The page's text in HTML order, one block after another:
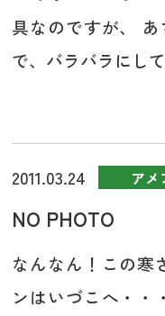
具なのですが、
で、バラバラにし
2011.03.24 アメ
NO PHOTO
なんなん！この寒
ンはいづこへ・・